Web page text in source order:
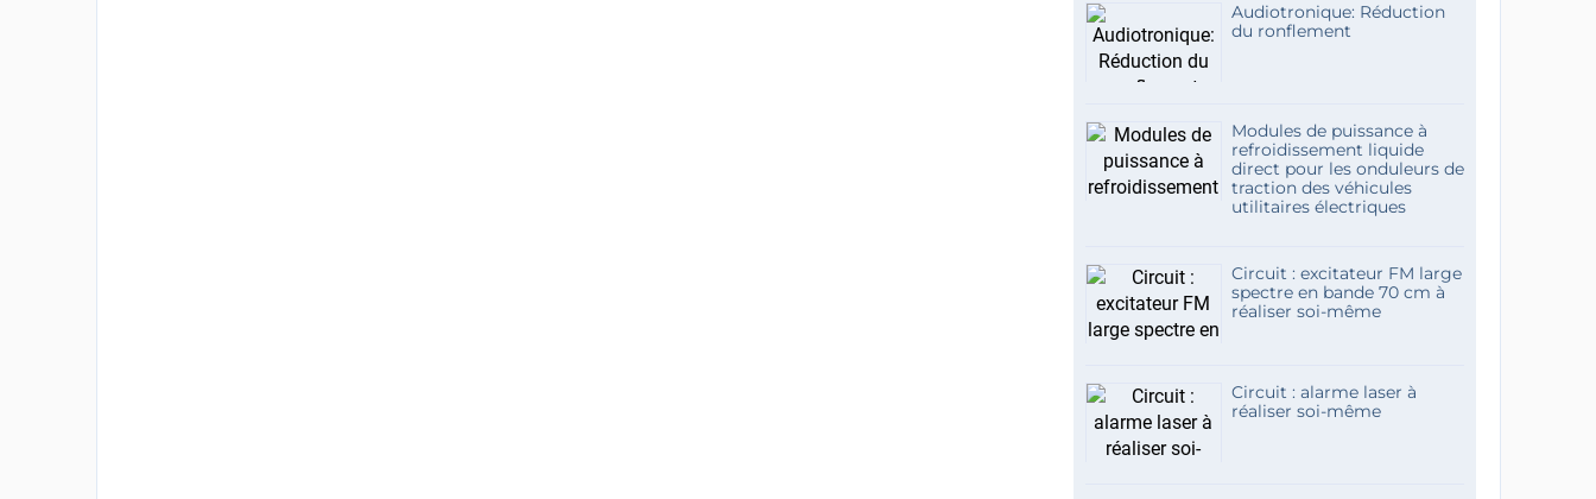
Audiotronique: Réduction
du ronflement
Modules de puissance à
refroidissement liquide
direct pour les onduleurs de
traction des véhicules
utilitaires électriques
Circuit : excitateur FM large
spectre en bande 70 cm à
réaliser soi-même
Circuit : alarme laser à
réaliser soi-même